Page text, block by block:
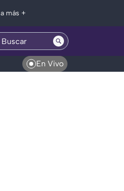
a más +
En Vivo